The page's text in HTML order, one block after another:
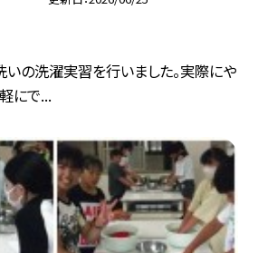
いの洗濯実習を行いました。実際にや
にで...